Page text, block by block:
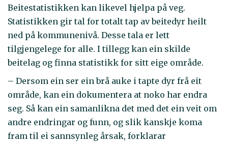
Beitestatistikken kan likevel hjelpa på veg.
Statistikken gir tal for totalt tap av beitedyr heilt
ned på kommunenivå. Desse tala er lett
tilgjengelege for alle. I tillegg kan ein skilde
beitelag og finna statistikk for sitt eige område.
– Dersom ein ser ein brå auke i tapte dyr frå eit
område, kan ein dokumentera at noko har endra
seg. Så kan ein samanlikna det med det ein veit om
andre endringar og funn, og slik kanskje koma
fram til ei sannsynleg årsak, forklarar